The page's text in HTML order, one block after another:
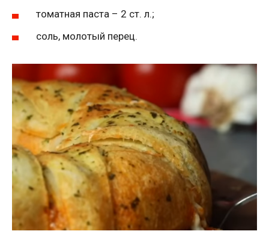
томатная паста – 2 ст. л.;
соль, молотый перец.